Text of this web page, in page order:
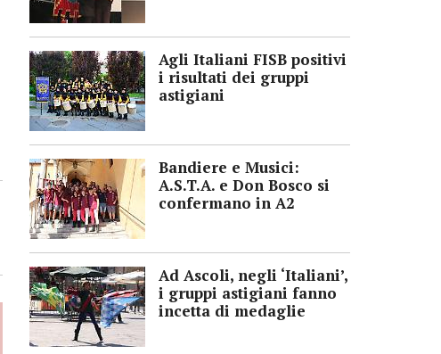
Agli Italiani FISB positivi
i risultati dei gruppi
astigiani
Bandiere e Musici:
A.S.T.A. e Don Bosco si
confermano in A2
Ad Ascoli, negli ‘Italiani’,
i gruppi astigiani fanno
incetta di medaglie